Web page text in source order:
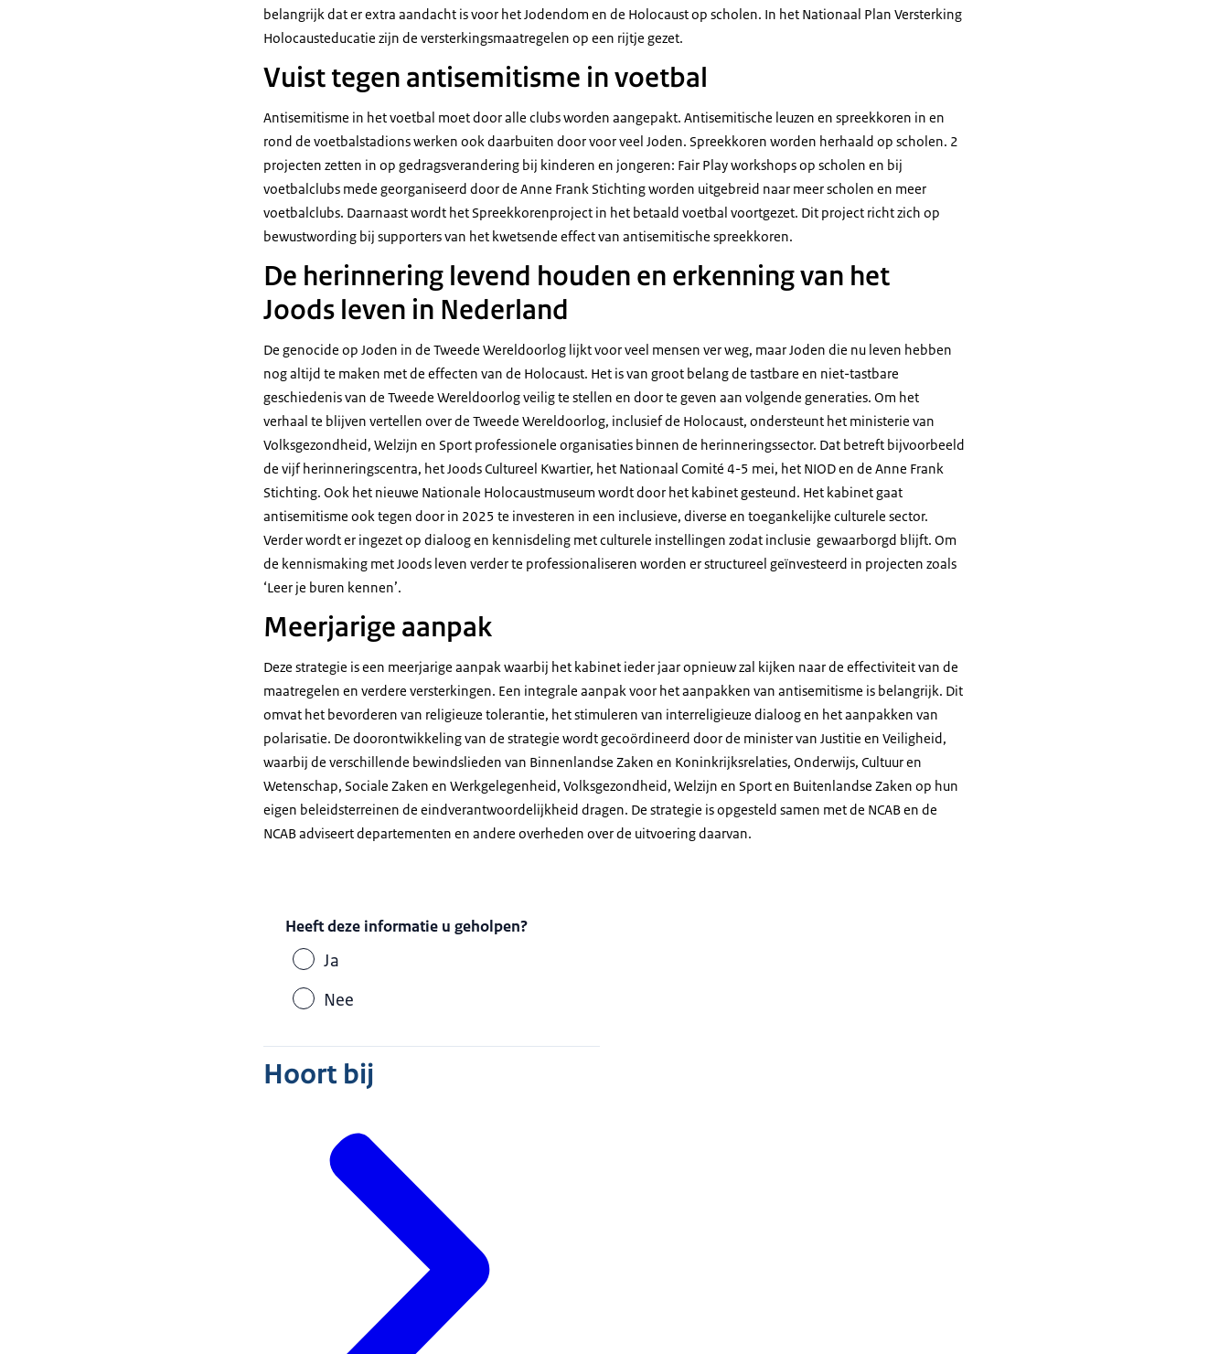
belangrijk dat er extra aandacht is voor het Jodendom en de Holocaust op scholen. In het Nationaal Plan Versterking
Holocausteducatie zijn de versterkingsmaatregelen op een rijtje gezet.
Vuist tegen antisemitisme in voetbal
Antisemitisme in het voetbal moet door alle clubs worden aangepakt. Antisemitische leuzen en spreekkoren in en
rond de voetbalstadions werken ook daarbuiten door voor veel Joden. Spreekkoren worden herhaald op scholen. 2
projecten zetten in op gedragsverandering bij kinderen en jongeren: Fair Play workshops op scholen en bij
voetbalclubs mede georganiseerd door de Anne Frank Stichting worden uitgebreid naar meer scholen en meer
voetbalclubs. Daarnaast wordt het Spreekkorenproject in het betaald voetbal voortgezet. Dit project richt zich op
bewustwording bij supporters van het kwetsende effect van antisemitische spreekkoren.
De herinnering levend houden en erkenning van het
Joods leven in Nederland
De genocide op Joden in de Tweede Wereldoorlog lijkt voor veel mensen ver weg, maar Joden die nu leven hebben
nog altijd te maken met de effecten van de Holocaust. Het is van groot belang de tastbare en niet-tastbare
geschiedenis van de Tweede Wereldoorlog veilig te stellen en door te geven aan volgende generaties. Om het
verhaal te blijven vertellen over de Tweede Wereldoorlog, inclusief de Holocaust, ondersteunt het ministerie van
Volksgezondheid, Welzijn en Sport professionele organisaties binnen de herinneringssector. Dat betreft bijvoorbeeld
de vijf herinneringscentra, het Joods Cultureel Kwartier, het Nationaal Comité 4-5 mei, het NIOD en de Anne Frank
Stichting. Ook het nieuwe Nationale Holocaustmuseum wordt door het kabinet gesteund. Het kabinet gaat
antisemitisme ook tegen door in 2025 te investeren in een inclusieve, diverse en toegankelijke culturele sector.
Verder wordt er ingezet op dialoog en kennisdeling met culturele instellingen zodat inclusie gewaarborgd blijft. Om
de kennismaking met Joods leven verder te professionaliseren worden er structureel geïnvesteerd in projecten zoals
‘Leer je buren kennen’.
Meerjarige aanpak
Deze strategie is een meerjarige aanpak waarbij het kabinet ieder jaar opnieuw zal kijken naar de effectiviteit van de
maatregelen en verdere versterkingen. Een integrale aanpak voor het aanpakken van antisemitisme is belangrijk. Dit
omvat het bevorderen van religieuze tolerantie, het stimuleren van interreligieuze dialoog en het aanpakken van
polarisatie. De doorontwikkeling van de strategie wordt gecoördineerd door de minister van Justitie en Veiligheid,
waarbij de verschillende bewindslieden van Binnenlandse Zaken en Koninkrijksrelaties, Onderwijs, Cultuur en
Wetenschap, Sociale Zaken en Werkgelegenheid, Volksgezondheid, Welzijn en Sport en Buitenlandse Zaken op hun
eigen beleidsterreinen de eindverantwoordelijkheid dragen. De strategie is opgesteld samen met de NCAB en de
NCAB adviseert departementen en andere overheden over de uitvoering daarvan.
Heeft deze informatie u geholpen?
Ja
Nee
Hoort bij